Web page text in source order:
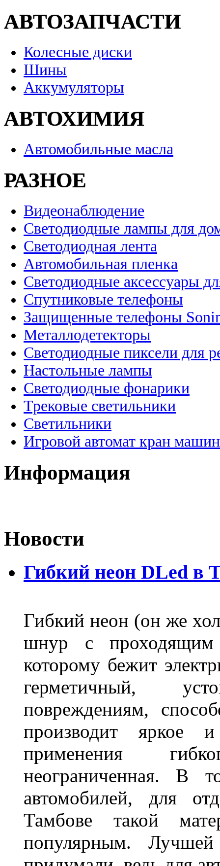
АВТОЗАПЧАСТИ
Колесные диски
Шины
Аккумуляторы
АВТОХИМИЯ
Автомобильные масла
РАЗНОЕ
Видеонаблюдение
Светодиодные лампы для
Светодиодная лента
Автомобильная пленка
Светодиодные аксессуары
Спутниковые телефоны
Защищенные телефоны
Металлодетекторы
Светодиодные пиксели для
Настольные лампы
Светодиодные фонарики
Трековые светильники
Светильники
Игровой автомат кран
Информация
Новости
Гибкий неон DLed в
Гибкий неон (он же
шнур с
которому бежит
герметичный,
повреждениям,
производит яркое
применения
неограниченная.
автомобилей, для
Тамбове такой
популярным.